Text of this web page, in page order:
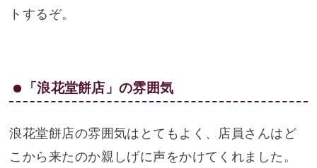
トするぞ。
「浪花堂餅店」の雰囲気
浪花堂餅店の雰囲気はとてもよく、店員さんはど
こから来たのか親しげに声をかけてくれました。